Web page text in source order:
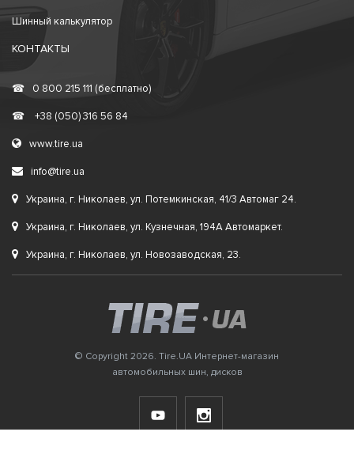
Шинный калькулятор
КОНТАКТЫ
☎ 0 800 215 111 (бесплатно)
☎ +38 (050) 316 56 84
www.tire.ua
info@tire.ua
Украина, г. Николаев, ул. Потемкинская, 41/3 Автомаг 24.
Украина, г. Николаев, ул. Кузнечная, 194А Автомаркет.
Украина, г. Николаев, ул. Новозаводская, 23.
© Copyright 2026. Tire.UA Интернет-магазин
автомобильных шин, дисков